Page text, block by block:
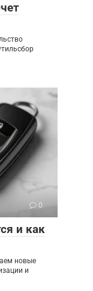
0
и как
новые
и